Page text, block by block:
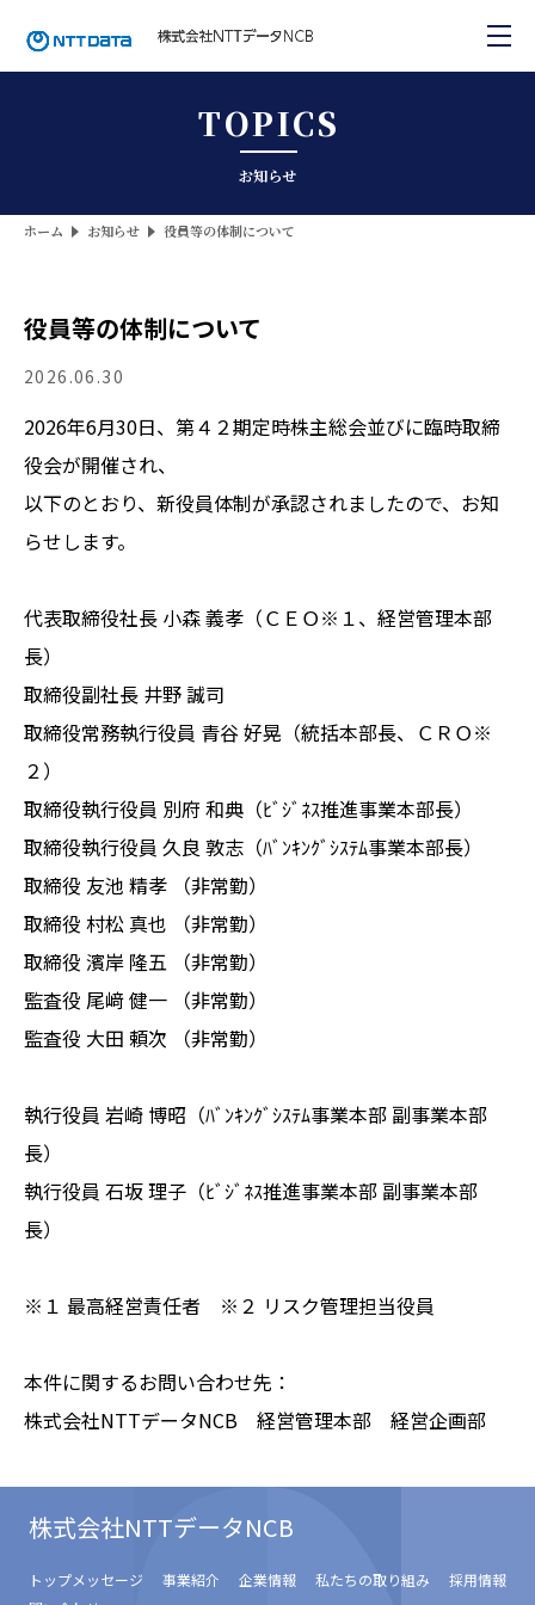
TOPICS
お知らせ
ホーム お知らせ 役員等の体制について
役員等の体制について
2026.06.30
2026年6月30日、第４２期定時株主総会並びに臨時取締
役会が開催され、
以下のとおり、新役員体制が承認されましたので、お知
らせします。
代表取締役社長 小森 義孝（ＣＥＯ※１、経営管理本部
長）
取締役副社長 井野 誠司
取締役常務執行役員 青谷 好晃（統括本部長、ＣＲＯ※
２）
取締役執行役員 別府 和典（ﾋﾞｼﾞﾈｽ推進事業本部長）
取締役執行役員 久良 敦志（ﾊﾞﾝｷﾝｸﾞｼｽﾃﾑ事業本部長）
取締役 友池 精孝 （非常勤）
取締役 村松 真也 （非常勤）
取締役 濱岸 隆五 （非常勤）
監査役 尾﨑 健一 （非常勤）
監査役 大田 頼次 （非常勤）
執行役員 岩崎 博昭（ﾊﾞﾝｷﾝｸﾞｼｽﾃﾑ事業本部 副事業本部
長）
執行役員 石坂 理子（ﾋﾞｼﾞﾈｽ推進事業本部 副事業本部
長）
※１ 最高経営責任者 ※２ リスク管理担当役員
本件に関するお問い合わせ先：
株式会社NTTデータNCB 経営管理本部 経営企画部
株式会社NTTデータNCB
トップメッセージ 事業紹介 企業情報 私たちの取り組み
採用情報